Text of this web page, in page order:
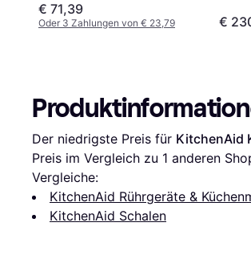
€ 71,39
Oder 3 Zahlungen von € 23,79 €
Der niedrigste Preis für KitchenAid
Preis im Vergleich zu 1 anderen
Vergleiche:
KitchenAid Rührgeräte &
KitchenAid Schalen